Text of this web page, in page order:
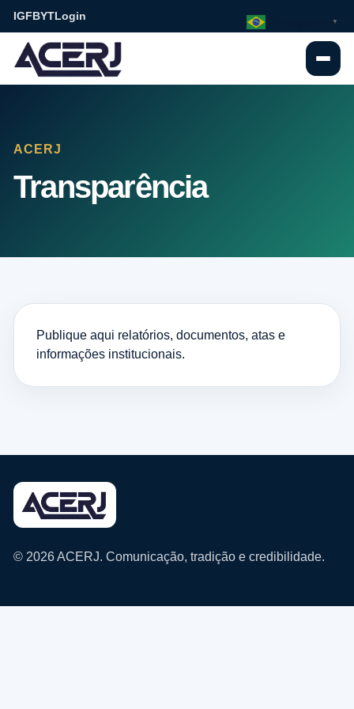
IGFBYTLogin
ACERJ
Transparência
Publique aqui relatórios, documentos, atas e
informações institucionais.
© 2026 ACERJ. Comunicação, tradição e credibilidade.
▼